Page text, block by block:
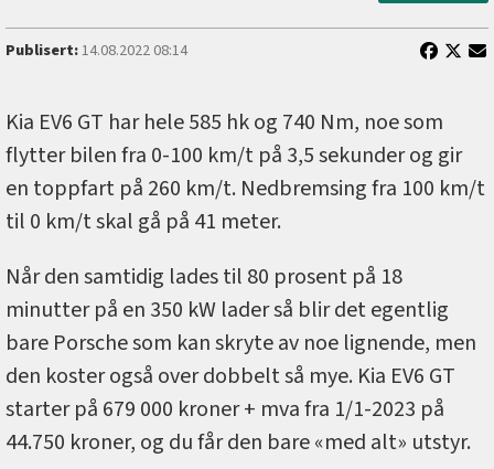
Publisert:14.08.2022 08:14
Kia EV6 GT har hele 585 hk og 740 Nm, noe som
flytter bilen fra 0-100 km/t på 3,5 sekunder og gir
en toppfart på 260 km/t. Nedbremsing fra 100 km/t
til 0 km/t skal gå på 41 meter.
Når den samtidig lades til 80 prosent på 18
minutter på en 350 kW lader så blir det egentlig
bare Porsche som kan skryte av noe lignende, men
den koster også over dobbelt så mye. Kia EV6 GT
starter på 679 000 kroner + mva fra 1/1-2023 på
44.750 kroner, og du får den bare «med alt» utstyr.